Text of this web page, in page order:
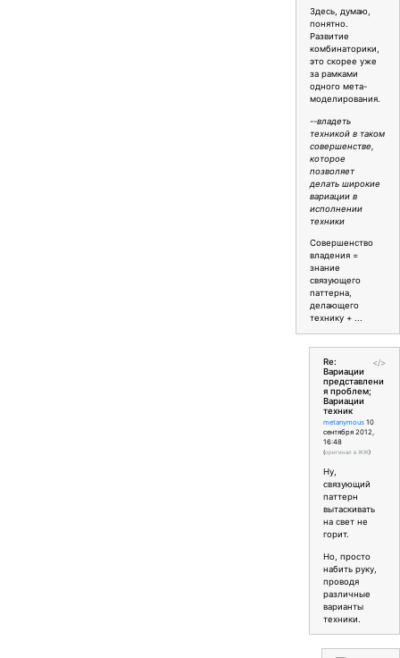
Здесь, думаю,
понятно.
Развитие
комбинаторики,
это скорее уже
за рамками
одного мета-
моделирования.
--владеть
техникой в таком
совершенстве,
которое
позволяет
делать широкие
вариации в
исполнении
техники
Совершенство
владения =
знание
связующего
паттерна,
делающего
технику + ...
</>
Re:
Вариации
представлени
я проблем;
Вариации
техник
metanymous 10
сентября 2012,
16:48
(оригинал в ЖЖ)
Ну,
связующий
паттерн
вытаскивать
на свет не
горит.
Но, просто
набить руку,
проводя
различные
варианты
техники.